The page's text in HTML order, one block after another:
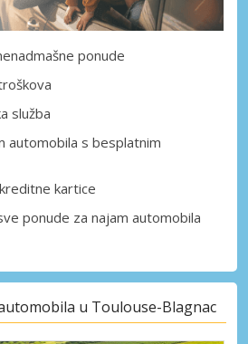
ponude
služba
automobila s besplatnim
kartice
ponude za najam automobila
u Toulouse-Blagnac